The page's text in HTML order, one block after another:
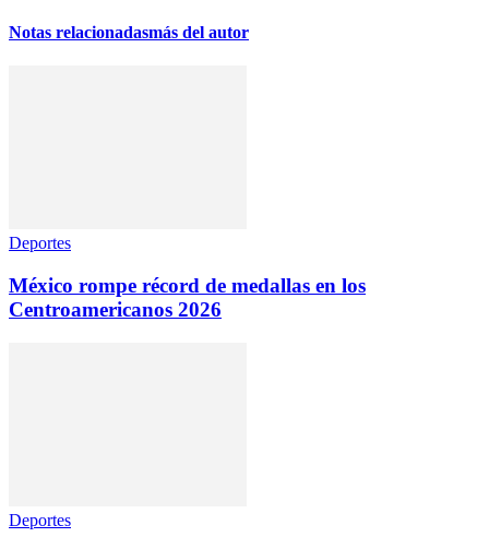
Notas relacionadasmás del autor
Deportes
México rompe récord de medallas en los
Centroamericanos 2026
Deportes